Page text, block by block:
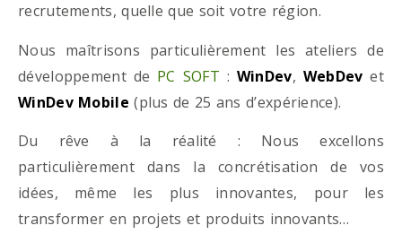
recrutements, quelle que soit votre région.
Nous maîtrisons particulièrement les ateliers de
développement de PC SOFT : WinDev, WebDev et
WinDev Mobile (plus de 25 ans d’expérience).
Du rêve à la réalité : Nous excellons
particulièrement dans la concrétisation de vos
idées, même les plus innovantes, pour les
transformer en projets et produits innovants…